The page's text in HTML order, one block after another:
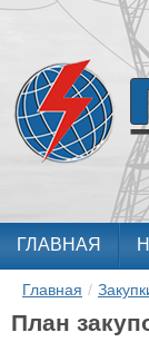
ГЛАВНАЯ
Главная /
План